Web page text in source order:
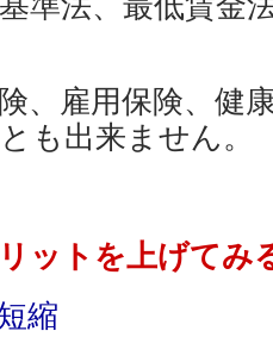
、雇用保険、健
も出来ません。
ットを上げてみ
縮